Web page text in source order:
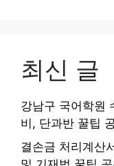
최신 글
강남구 국어학원
비, 단과반 꿀팁
결손금 처리계산